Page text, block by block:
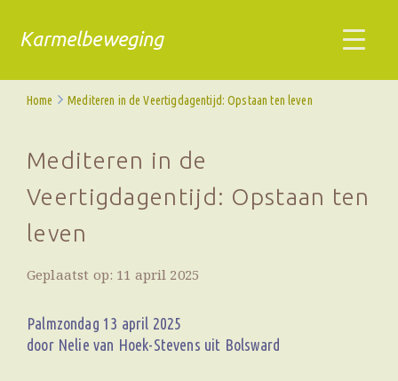
Home Mediteren in de Veertigdagentijd: Opstaan ten leven
Mediteren in de
Veertigdagentijd: Opstaan ten
leven
Geplaatst op: 11 april 2025
Palmzondag 13 april 2025
door Nelie van Hoek-Stevens uit Bolsward
Karmelbeweging